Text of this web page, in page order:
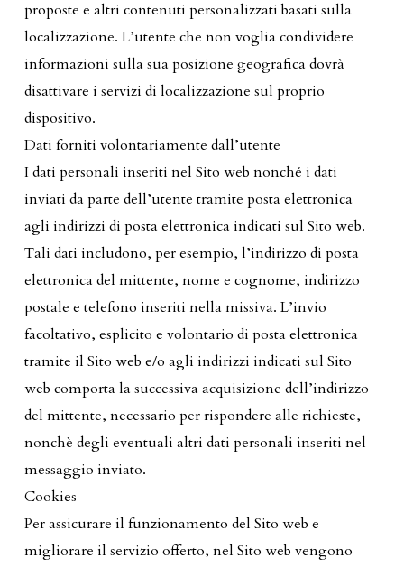
proposte e altri contenuti personalizzati basati sulla
localizzazione. L’utente che non voglia condividere
informazioni sulla sua posizione geografica dovrà
disattivare i servizi di localizzazione sul proprio
dispositivo.
Dati forniti volontariamente dall’utente
I dati personali inseriti nel Sito web nonché i dati
inviati da parte dell’utente tramite posta elettronica
agli indirizzi di posta elettronica indicati sul Sito web.
Tali dati includono, per esempio, l’indirizzo di posta
elettronica del mittente, nome e cognome, indirizzo
postale e telefono inseriti nella missiva. L’invio
facoltativo, esplicito e volontario di posta elettronica
tramite il Sito web e/o agli indirizzi indicati sul Sito
web comporta la successiva acquisizione dell’indirizzo
del mittente, necessario per rispondere alle richieste,
nonchè degli eventuali altri dati personali inseriti nel
messaggio inviato.
Cookies
Per assicurare il funzionamento del Sito web e
migliorare il servizio offerto, nel Sito web vengono